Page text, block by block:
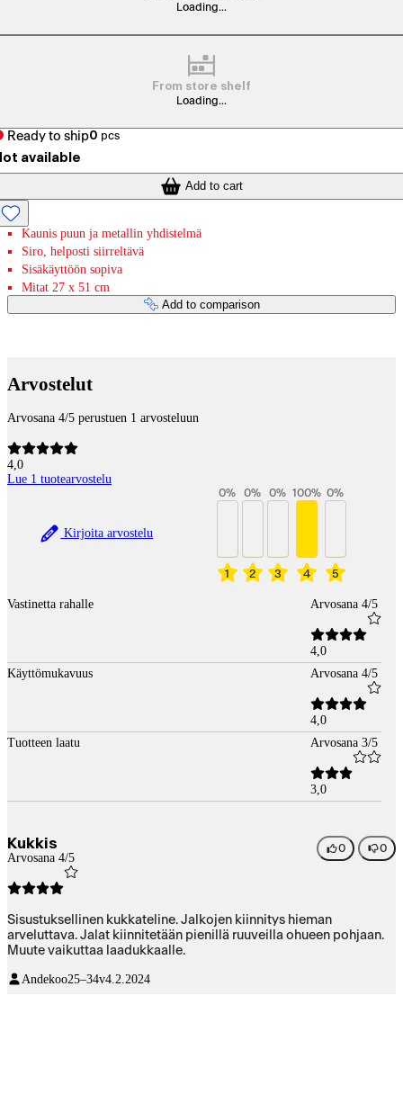
Loading...
From store shelf
Loading...
Ready to ship0 pcs
available
Add to cart
Kaunis puun ja metallin yhdistelmä
Siro, helposti siirreltävä
Sisäkäyttöön sopiva
Mitat 27 x 51 cm
Add to comparison
Arvostelut
Arvosana 4/5 perustuen 1 arvosteluun
4,0
Lue 1 tuotearvostelu
Kirjoita arvostelu
1
0%
2
0%
3
0%
4
100%
5
0%
Vastinetta rahalle Arvosana 4/5
4,0
Käyttömukavuus
Arvosana 4/5
4,0
Tuotteen laatu
Arvosana 3/5
3,0
Kukkis
Arvosana 4/5
0 0
Sisustuksellinen kukkateline. Jalkojen kiinnitys hieman
arveluttava. Jalat kiinnitetään pienillä ruuveilla ohueen pohjaan.
Muute vaikuttaa laadukkaalle.
Andekoo25–34v4.2.2024